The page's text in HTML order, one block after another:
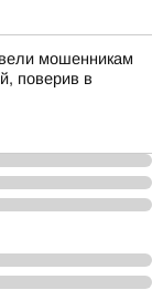
мошенникам
поверив в